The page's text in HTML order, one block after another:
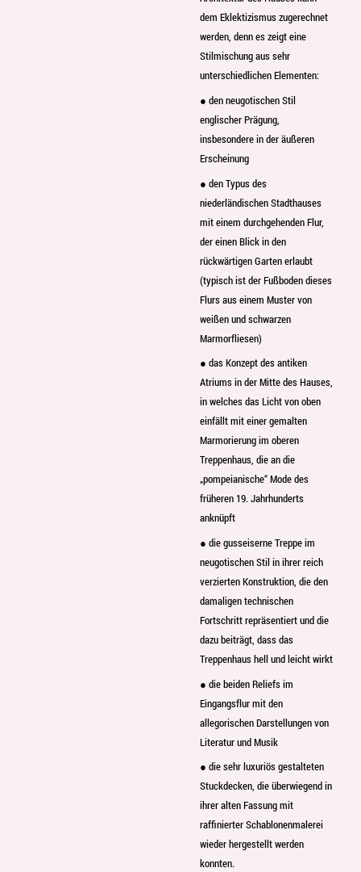
dem Eklektizismus zugerechnet
werden, denn es zeigt eine
Stilmischung aus sehr
unterschiedlichen Elementen:
● den neugotischen Stil
englischer Prägung,
insbesondere in der äußeren
Erscheinung
● den Typus des
niederländischen Stadthauses
mit einem durchgehenden Flur,
der einen Blick in den
rückwärtigen Garten erlaubt
(typisch ist der Fußboden dieses
Flurs aus einem Muster von
weißen und schwarzen
Marmorfliesen)
● das Konzept des antiken
Atriums in der Mitte des Hauses,
in welches das Licht von oben
einfällt mit einer gemalten
Marmorierung im oberen
Treppenhaus, die an die
„pompeianische“ Mode des
früheren 19. Jahrhunderts
anknüpft
● die gusseiserne Treppe im
neugotischen Stil in ihrer reich
verzierten Konstruktion, die den
damaligen technischen
Fortschritt repräsentiert und die
dazu beiträgt, dass das
Treppenhaus hell und leicht wirkt
● die beiden Reliefs im
Eingangsflur mit den
allegorischen Darstellungen von
Literatur und Musik
● die sehr luxuriös gestalteten
Stuckdecken, die überwiegend in
ihrer alten Fassung mit
raffinierter Schablonenmalerei
wieder hergestellt werden
konnten.